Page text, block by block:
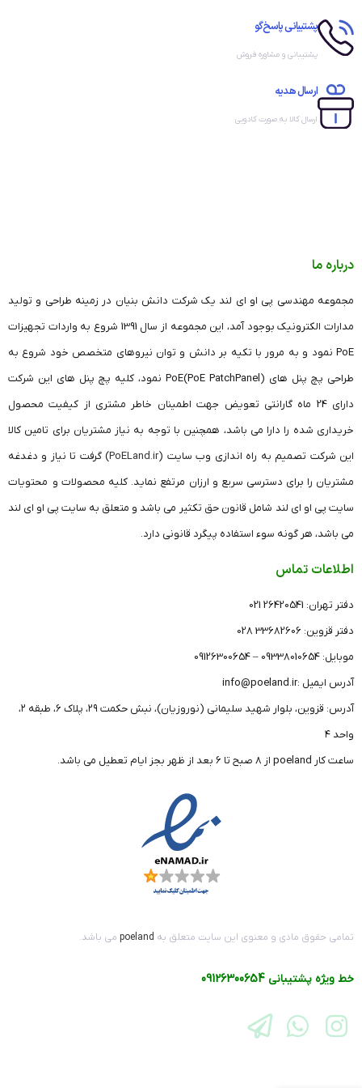
پشتیبانی پاسخ‌گو
پشتیبانی و مشاوره فروش
ارسال هدیه
ارسال کالا به صورت کادویی
درباره ما
مجموعه مهندسی پی او ای لند یک شرکت دانش بنیان در زمینه طراحی و تولید
مدارات الکترونیک بوجود آمد، این مجموعه از سال 1391 شروع به واردات تجهیزات
PoE نمود و به مرور با تکیه بر دانش و توان نیروهای متخصص خود شروع به
طراحی پچ پنل های (PoE PatchPanel)PoE نمود، کلیه پچ پنل های این شرکت
دارای 24 ماه گارانتی تعویض جهت اطمینان خاطر مشتری از کیفیت محصول
خریداری شده را دارا می باشد، همچنین با توجه به نیاز مشتریان برای تامین کالا
این شرکت تصمیم به راه اندازی وب سایت (PoELand.ir) گرفت تا نیاز و دغدغه
مشتریان را برای دسترسی سریع و ارزان مرتفع نماید. کلیه محصولات و محتویات
سایت پی او ای لند شامل قانون حق تکثیر می باشد و متعلق به سایت پی او ای لند
می باشد، هر گونه سوء استفاده پیگرد قانونی دارد.
اطلاعات تماس
دفتر تهران: 26420541 021
دفتر قزوین: 33682606 028
موبایل: 09338010654 – 09126300654
آدرس ایمیل :info@poeland.ir
آدرس: قزوین، بلوار شهید سلیمانی (نوروزیان)، نبش حکمت ۲۹، پلاک ۶، طبقه ۲،
واحد ۴
ساعت کار poeland از 8 صبح تا 6 بعد از ظهر بجز ایام تعطیل می باشد.
تمامی حقوق مادی و معنوی این سایت متعلق به poeland می باشد.
خط ویژه پشتیبانی 09126300654